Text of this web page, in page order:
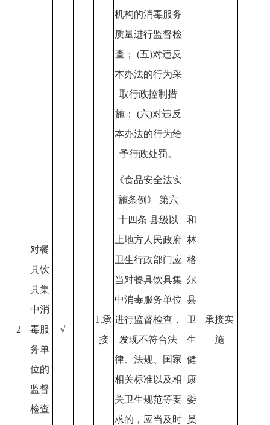
机构的消毒服务
质量进行监督检
查； (五)对违反
本办法的行为采
取行政控制措
施； (六)对违反
本办法的行为给
予行政处罚。
2
对餐
具饮
具集
中消
毒服
务单
位的
监督
检查
√
1.承
接
《食品安全法实
施条例》 第六
十四条 县级以
上地方人民政府
卫生行政部门应
当对餐具饮具集
中消毒服务单位
进行监督检查，
发现不符合法
律、法规、国家
相关标准以及相
关卫生规范等要
求的，应当及时
和
林
格
尔
县
卫
生
健
康
委
员
承接实
施